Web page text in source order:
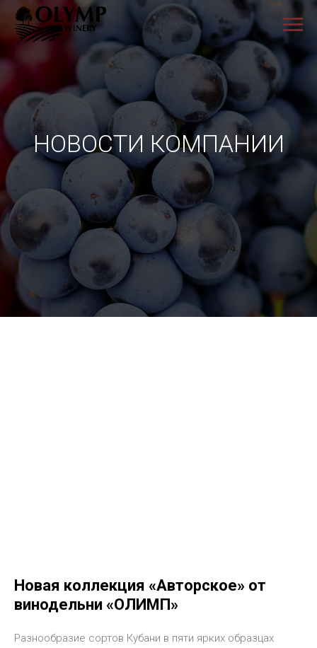
НОВОСТИ КОМПАНИИ
Новая коллекция «Авторское» от
винодельни «ОЛИМП»
Разнообразие сортов Кубани в пяти ярких образцах